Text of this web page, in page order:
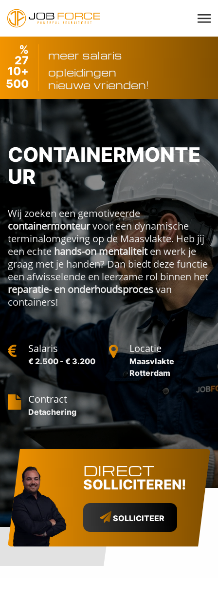
%
27
meer salaris
+
10
opleidingen
500
nieuwe vrienden!
CONTAINERMONTE
UR
Wij zoeken een gemotiveerde
containermonteurvoor een dynamische
terminalomgeving op de Maasvlakte. Heb jij
een echtehands-on mentaliteiten werk je
graag met je handen? Dan biedt deze functie
een afwisselende en leerzame rol binnen het
reparatie- en onderhoudsprocesvan
containers!
Salaris
€ 2.500 - € 3.200
Locatie
Maasvlakte
Rotterdam
Contract
Detachering
DIRECT
SOLLICITEREN!
SOLLICITEER